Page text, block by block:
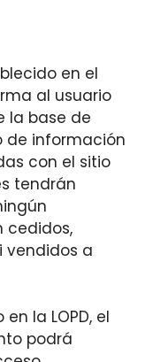
en el
al usuario
la base de
de información
con el sitio
tendrán
cedidos,
vendidos a
la LOPD, el
podrá